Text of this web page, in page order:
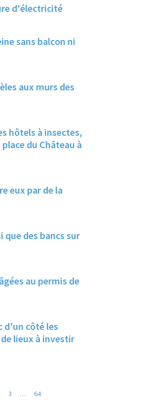
d'électricité
sans balcon ni
aux murs des
hôtels à insectes,
du Château à
eux par de la
des bancs sur
au permis de
d'un côté les
lieux à investir
3 …
64